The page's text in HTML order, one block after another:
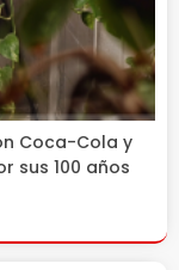
Coca-Cola y
sus 100 años